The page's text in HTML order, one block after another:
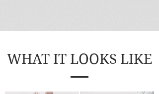
WHAT IT LOOKS LIKE